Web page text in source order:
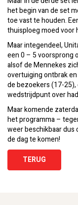
het begin van de set
toe vast te houden.
thuisploeg moed voor
Maar integendeel,
een 0 – 5 voorsprong
alsof de Mennekes
overtuiging ontbrak
de bezoekers (17-
wedstrijdpunt over
Maar komende
het programma –
weer beschikbaar dus
de dag te komen!
TERUG